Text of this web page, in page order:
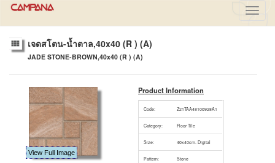
เจดสโตน-น้ำตาล,40x40 (R ) (A)
JADE STONE-BROWN,40x40 (R ) (A)
Product Information
Code: Z21TAA48100928A1
Category: Floor Tile
Size: 40x40cm. Digital
Pattern: Stone
View Full Image